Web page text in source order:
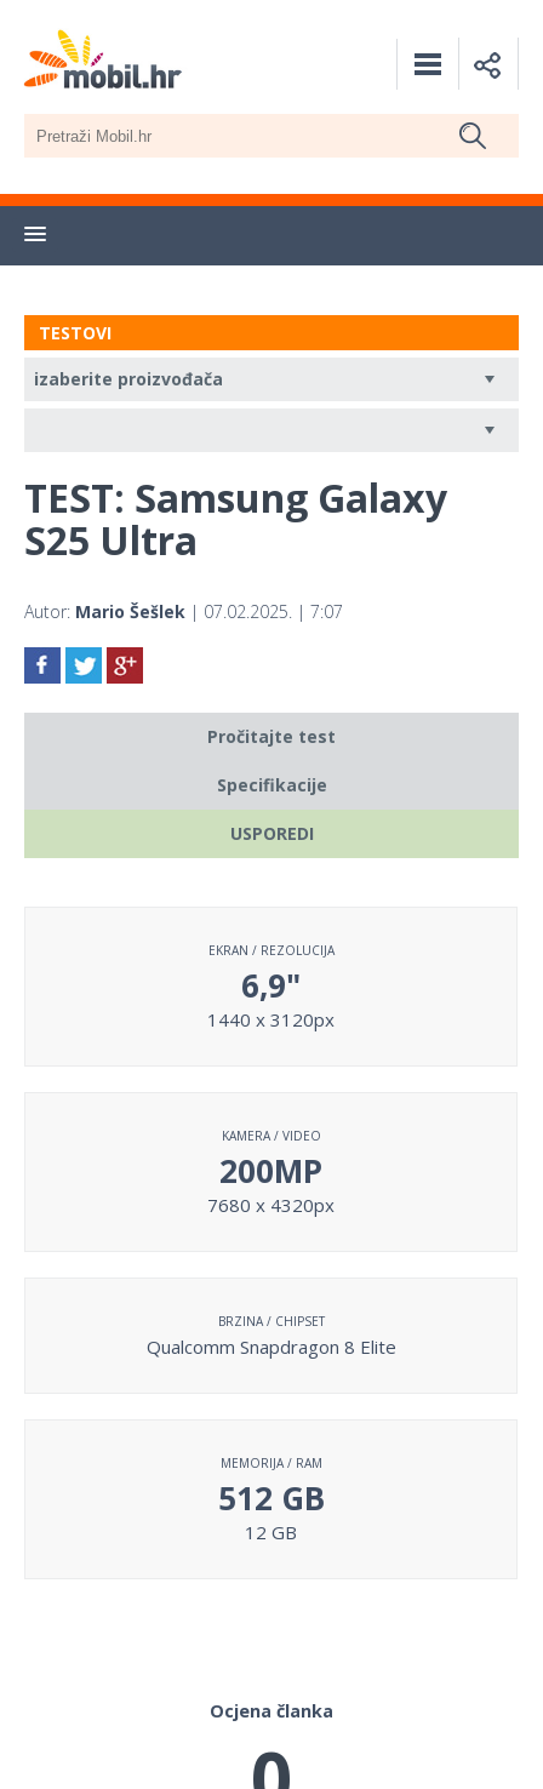
TESTOVI
TEST: Samsung Galaxy
S25 Ultra
Autor: Mario Šešlek | 07.02.2025. | 7:07
Pročitajte test
Specifikacije
USPOREDI
EKRAN / REZOLUCIJA
6,9"
1440 x 3120px
KAMERA / VIDEO
200MP
7680 x 4320px
BRZINA / CHIPSET
Qualcomm Snapdragon 8 Elite
MEMORIJA / RAM
512 GB
12 GB
Ocjena članka